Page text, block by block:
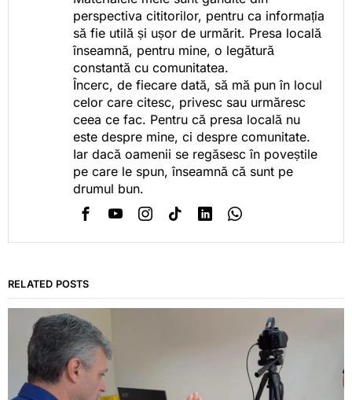
perspectiva cititorilor, pentru ca informația
să fie utilă și ușor de urmărit. Presa locală
înseamnă, pentru mine, o legătură
constantă cu comunitatea.
Încerc, de fiecare dată, să mă pun în locul
celor care citesc, privesc sau urmăresc
ceea ce fac. Pentru că presa locală nu
este despre mine, ci despre comunitate.
Iar dacă oamenii se regăsesc în poveștile
pe care le spun, înseamnă că sunt pe
drumul bun.
RELATED POSTS